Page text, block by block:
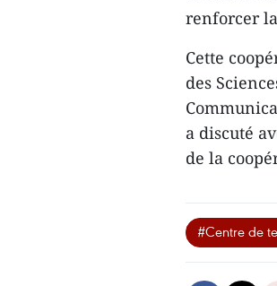
renforcer
Cette
des
a discuté
de la
#Centre de